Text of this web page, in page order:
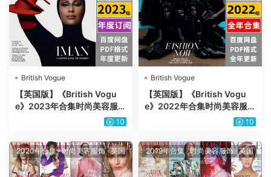
British Vogue
【英国版】《British Vogu
e》2023年合集时尚美容服饰
时装设计高清PDF杂志电子版
10
British Vogue
【英国版】《British Vogu
e》2022年合集时尚美容服饰
时装设计高清PDF杂志电子版
10
2020年合集·时尚美容服饰·英国 2019年合集·时尚美容服饰·英国